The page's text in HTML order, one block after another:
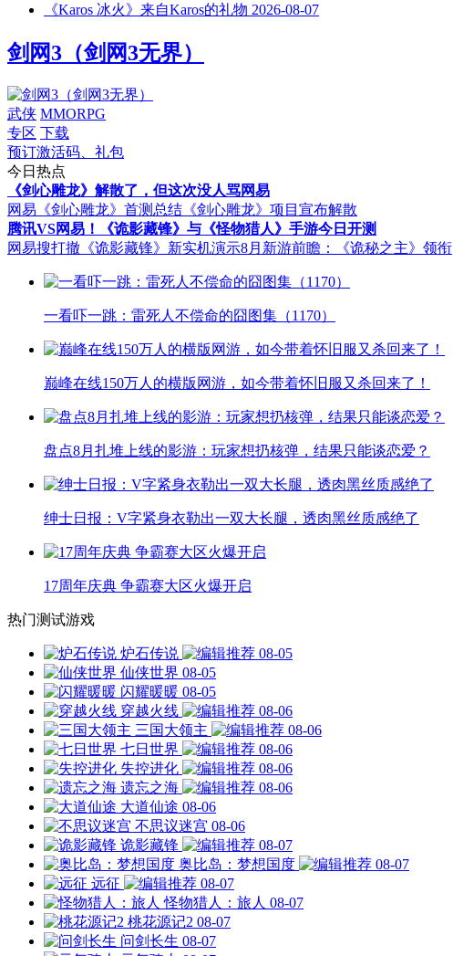
《Karos 冰火》来自Karos的礼物 2026-08-07
剑网3（剑网3无界）
武侠 MMORPG
专区 下载
预订激活码、礼包
今日热点
《剑心雕龙》解散了，但这次没人骂网易
网易《剑心雕龙》首测总结 《剑心雕龙》项目宣布解散
腾讯VS网易！《诡影藏锋》与《怪物猎人》手游今日开测
网易搜打撤《诡影藏锋》新实机演示8月新游前瞻：《诡秘之主》领衔
一看吓一跳：雷死人不偿命的囧图集（1170）
巅峰在线150万人的横版网游，如今带着怀旧服又杀回来了！
盘点8月扎堆上线的影游：玩家想扔核弹，结果只能谈恋爱？
绅士日报：V字紧身衣勒出一双大长腿，透肉黑丝质感绝了
17周年庆典 争霸赛大区火爆开启
热门测试游戏
炉石传说
08-05
仙侠世界 08-05
闪耀暖暖 08-05
穿越火线
08-06
三国大领主
08-06
七日世界
08-06
失控进化
08-06
遗忘之海
08-06
大道仙途 08-06
不思议迷宫 08-06
诡影藏锋
08-07
奥比岛：梦想国度
08-07
远征
08-07
怪物猎人：旅人 08-07
桃花源记2 08-07
问剑长生 08-07